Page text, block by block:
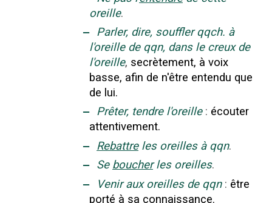
oreille.
‒ Parler, dire, souffler qqch. à
l'oreille de qqn, dans le creux de
l'oreille, secrètement, à voix
basse, afin de n'être entendu que
de lui.
‒ Prêter, tendre l'oreille : écouter
attentivement.
‒ Rebattre les oreilles à qqn.
‒ Se boucher les oreilles.
‒ Venir aux oreilles de qqn : être
porté à sa connaissance.